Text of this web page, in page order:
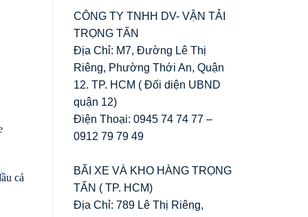
cả
CÔNG TY TNHH DV- VẬN TẢI
TRỌNG TẤN
Địa Chỉ: M7, Đường Lê Thị
Riêng, Phường Thới An, Quận
12. TP. HCM ( Đối diện UBND
quận 12)
Điện Thoại: 0945 74 74 77 –
0912 79 79 49
BÃI XE VÀ KHO HÀNG TRỌNG
TẤN ( TP. HCM)
Địa Chỉ: 789 Lê Thị Riêng,